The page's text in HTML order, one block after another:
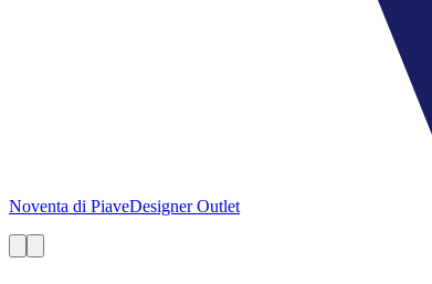
Noventa di PiaveDesigner Outlet